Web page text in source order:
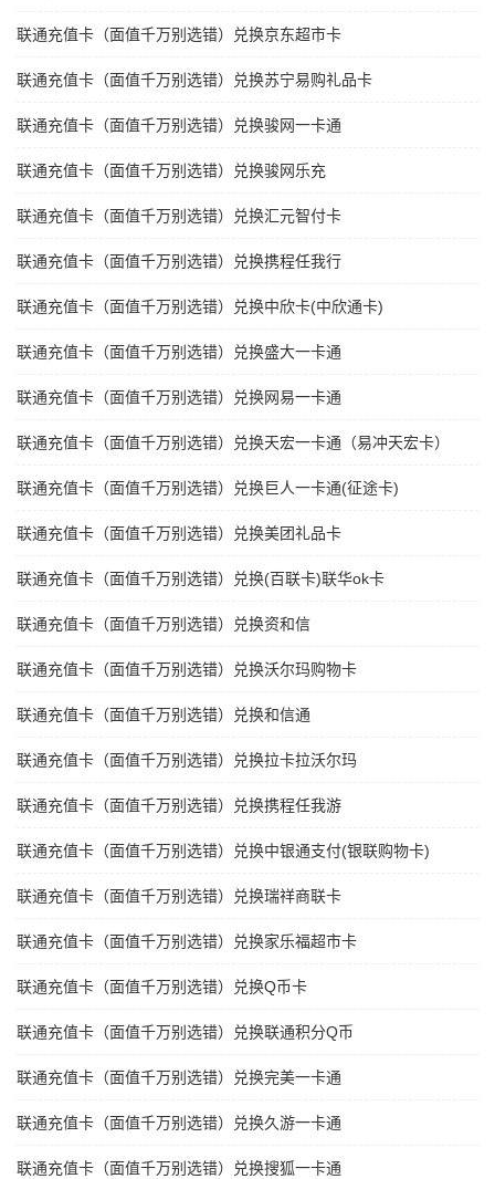
联通充值卡（面值千万别选错）兑换京东超市卡
联通充值卡（面值千万别选错）兑换苏宁易购礼品卡
联通充值卡（面值千万别选错）兑换骏网一卡通
联通充值卡（面值千万别选错）兑换骏网乐充
联通充值卡（面值千万别选错）兑换汇元智付卡
联通充值卡（面值千万别选错）兑换携程任我行
联通充值卡（面值千万别选错）兑换中欣卡(中欣通卡)
联通充值卡（面值千万别选错）兑换盛大一卡通
联通充值卡（面值千万别选错）兑换网易一卡通
联通充值卡（面值千万别选错）兑换天宏一卡通（易冲天宏卡）
联通充值卡（面值千万别选错）兑换巨人一卡通(征途卡)
联通充值卡（面值千万别选错）兑换美团礼品卡
联通充值卡（面值千万别选错）兑换(百联卡)联华ok卡
联通充值卡（面值千万别选错）兑换资和信
联通充值卡（面值千万别选错）兑换沃尔玛购物卡
联通充值卡（面值千万别选错）兑换和信通
联通充值卡（面值千万别选错）兑换拉卡拉沃尔玛
联通充值卡（面值千万别选错）兑换携程任我游
联通充值卡（面值千万别选错）兑换中银通支付(银联购物卡)
联通充值卡（面值千万别选错）兑换瑞祥商联卡
联通充值卡（面值千万别选错）兑换家乐福超市卡
联通充值卡（面值千万别选错）兑换Q币卡
联通充值卡（面值千万别选错）兑换联通积分Q币
联通充值卡（面值千万别选错）兑换完美一卡通
联通充值卡（面值千万别选错）兑换久游一卡通
联通充值卡（面值千万别选错）兑换搜狐一卡通